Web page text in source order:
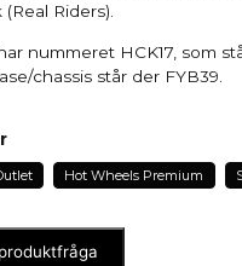
Riders).
nummeret HCK17, som
chassis står der FYB39.
Hot Wheels Premium